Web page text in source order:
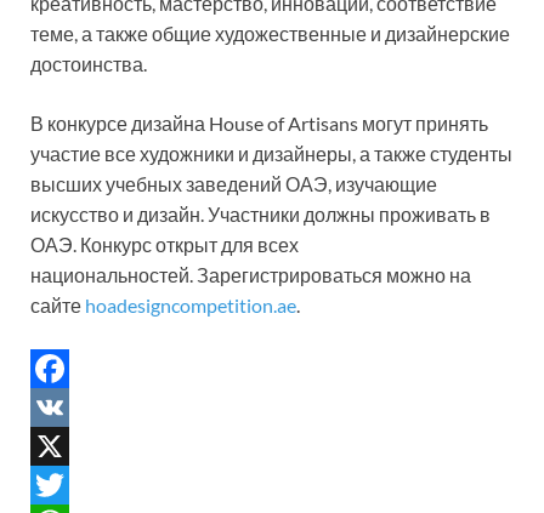
теме, а также общие художественные и дизайнерские
достоинства.
В конкурсе дизайна House of Artisans могут принять
участие все художники и дизайнеры, а также студенты
высших учебных заведений ОАЭ, изучающие
искусство и дизайн. Участники должны проживать в
ОАЭ. Конкурс открыт для всех
национальностей. Зарегистрироваться можно на
сайте hoadesigncompetition.ae.
F
a
c
V
K
X